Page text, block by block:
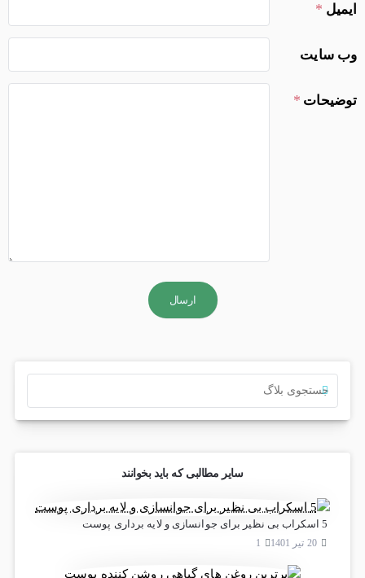
ایمیل
وب سایت
توضیحات
ارسال
سایر مطالبی که باید بخوانند
5 اسکراب بی نظیر برای جوانسازی و لایه برداری پوست
20 تیر 1401 1